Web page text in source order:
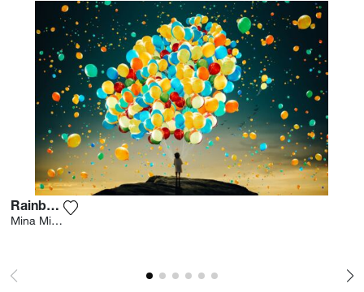
Rainbow
Mina Mimbu